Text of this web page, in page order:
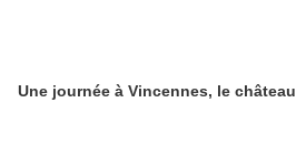
Une journée à Vincennes, le château